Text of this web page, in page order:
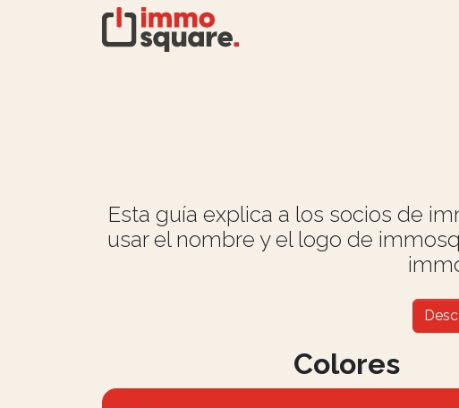
Esta guía explica a los socios de
usar el nombre y el logo de
Colores